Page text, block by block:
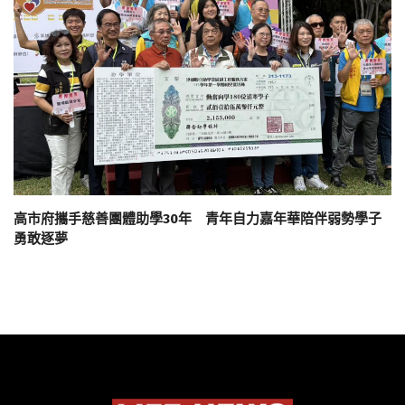
高市府攜手慈善團體助學30年 青年自力嘉年華陪伴弱勢學子
勇敢逐夢